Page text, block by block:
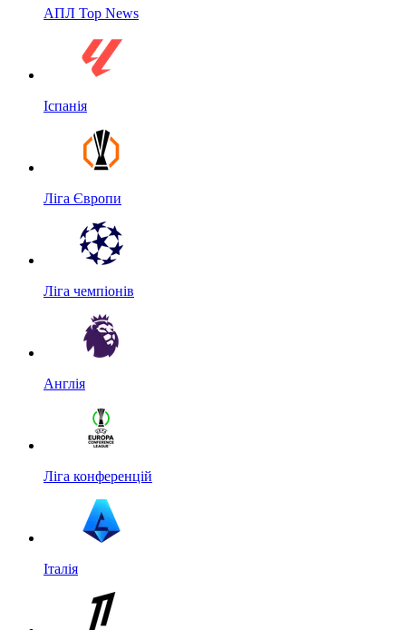
АПЛ Top News
Іспанія
Ліга Європи
Ліга чемпіонів
Англія
Ліга конференцій
Італія